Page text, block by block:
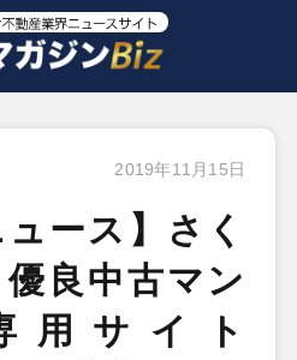
2019年11月15日
ュース】さく
良中古マン
用サイト